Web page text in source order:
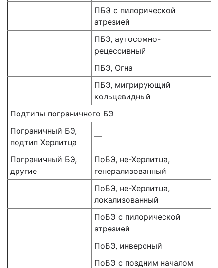
ПБЭ с пилорической
атрезией
ПБЭ, аутосомно-
рецессивный
ПБЭ, Огна
ПБЭ, мигрирующий
кольцевидный
Подтипы пограничного БЭ
Пограничный БЭ,
подтип Херлитца
—
Пограничный БЭ,
другие
ПоБЭ, не-Херлитца,
генерализованный
ПоБЭ, не-Херлитца,
локализованный
ПоБЭ с пилорической
атрезией
ПоБЭ, инверсный
ПоБЭ с поздним началом